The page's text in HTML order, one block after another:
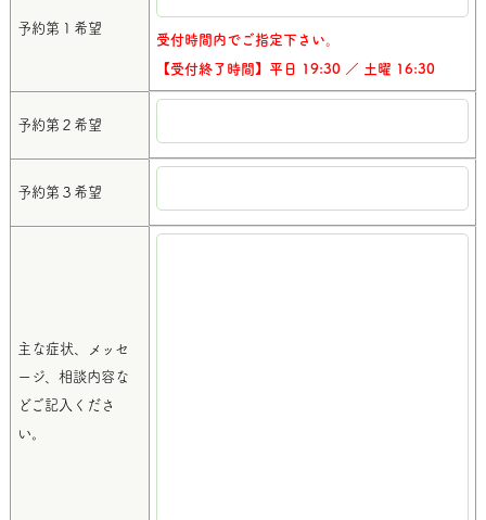
予約第１希望
受付時間内でご指定下さい。
【受付終了時間】平日 19:30 ／ 土曜 16:30
予約第２希望
予約第３希望
主な症状、メッセ
ージ、相談内容な
どご記入くださ
い。